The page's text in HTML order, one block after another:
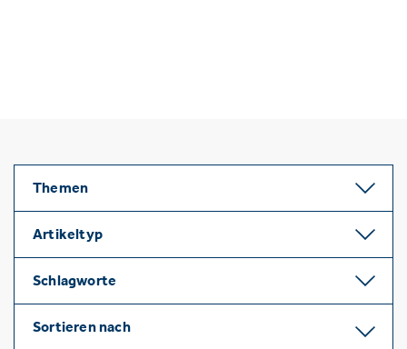
Themen
Artikeltyp
Schlagworte
Sortieren nach